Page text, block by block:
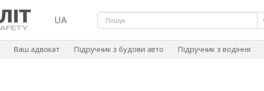
UA
Ваш адвокат Підручник з будови авто Підручник з водіння